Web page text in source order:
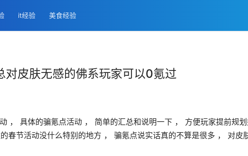
it经验 美食经验
皮肤无感的佛系玩家可以0氪过
， 具体的骗氪点活动 ， 简单的汇总和说明一下 ， 方便玩家提前规
春节活动没什么特别的地方 ， 骗氪点说实话真的不算是很多 ， 对皮